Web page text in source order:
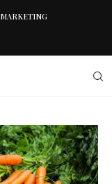
MARKETING